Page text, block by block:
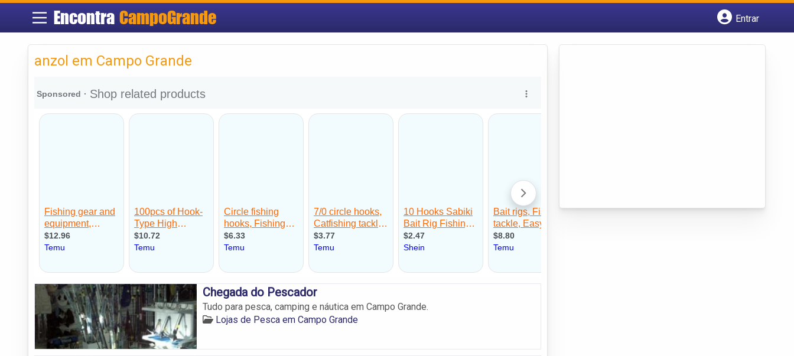
Encontra CampoGrande
Entrar
anzol em Campo Grande
Chegada do Pescador
Tudo para pesca, camping e náutica em Campo Grande.
Lojas de Pesca em Campo Grande